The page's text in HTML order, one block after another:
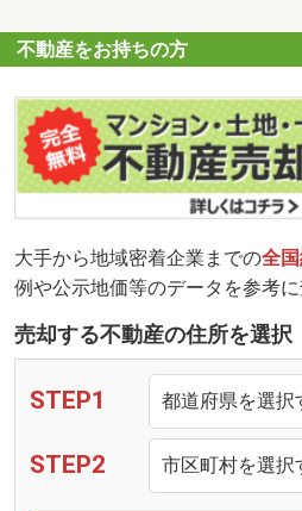
不動産をお持ちの方
大手から地域密着企業までの全
例や公示地価等のデータを参考に
売却する不動産の住所を選択
STEP1
STEP2